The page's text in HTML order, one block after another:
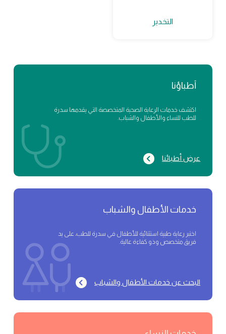
التخدير
أطباؤنا
اكتشف خدمات الرعاية الصحية المتخصصة التي يقدمها سدرة
للطب للنساء والأطفال والشباب.
عرض أطبائنا
خدمات الأطفال والشباب
اختبر رعاية طبية استثنائية للأطفال في سدرة للطب، على يد
فريق متخصص وذو كفاءة عالية.
البحث عن خدمات الأطفال والشباب